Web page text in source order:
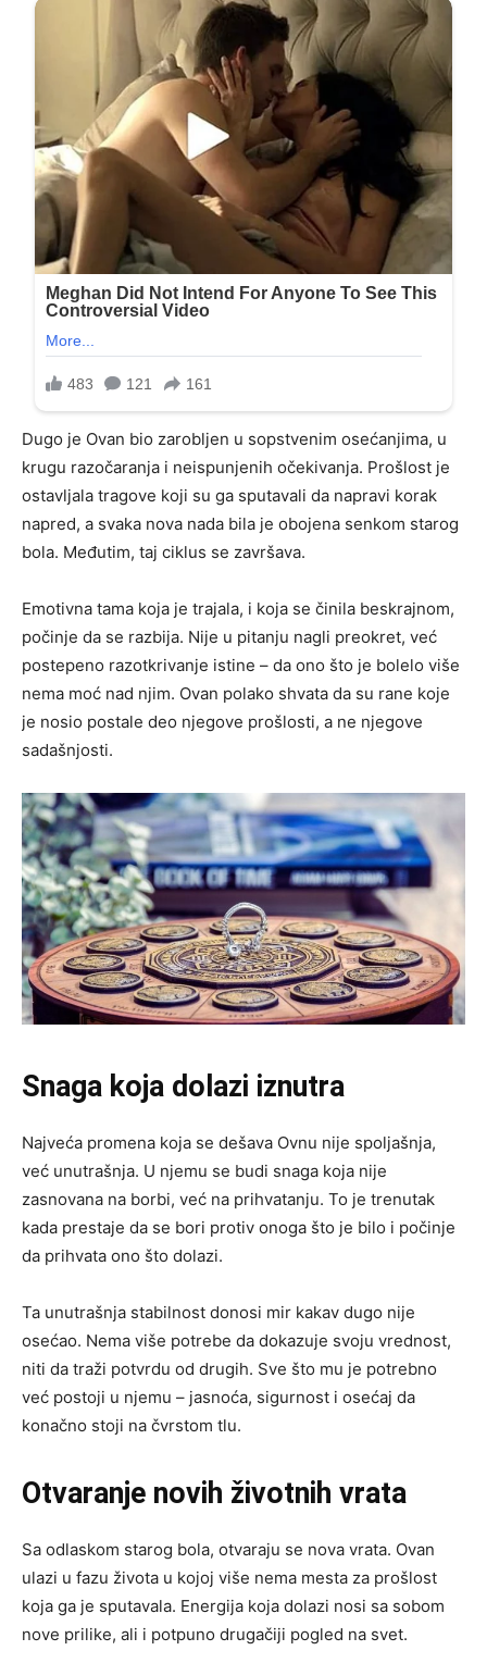
Dugo je Ovan bio zarobljen u sopstvenim osećanjima, u
krugu razočaranja i neispunjenih očekivanja. Prošlost je
ostavljala tragove koji su ga sputavali da napravi korak
napred, a svaka nova nada bila je obojena senkom starog
bola. Međutim, taj ciklus se završava.
Emotivna tama koja je trajala, i koja se činila beskrajnom,
počinje da se razbija. Nije u pitanju nagli preokret, već
postepeno razotkrivanje istine – da ono što je bolelo više
nema moć nad njim. Ovan polako shvata da su rane koje
je nosio postale deo njegove prošlosti, a ne njegove
sadašnjosti.
Snaga koja dolazi iznutra
Najveća promena koja se dešava Ovnu nije spoljašnja,
već unutrašnja. U njemu se budi snaga koja nije
zasnovana na borbi, već na prihvatanju. To je trenutak
kada prestaje da se bori protiv onoga što je bilo i počinje
da prihvata ono što dolazi.
Ta unutrašnja stabilnost donosi mir kakav dugo nije
osećao. Nema više potrebe da dokazuje svoju vrednost,
niti da traži potvrdu od drugih. Sve što mu je potrebno
već postoji u njemu – jasnoća, sigurnost i osećaj da
konačno stoji na čvrstom tlu.
Otvaranje novih životnih vrata
Sa odlaskom starog bola, otvaraju se nova vrata. Ovan
ulazi u fazu života u kojoj više nema mesta za prošlost
koja ga je sputavala. Energija koja dolazi nosi sa sobom
nove prilike, ali i potpuno drugačiji pogled na svet.